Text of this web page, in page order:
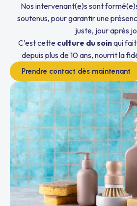
Nos intervenant(e)s sont
soutenus, pour garantir une
juste, jour après
C’est cette culture du soinqui fait
depuis plus de 10 ans, nourrit la
Prendre contact dès maintenant